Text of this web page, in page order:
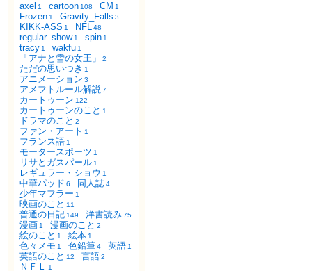
axel 1 cartoon 108 CM 1
Frozen 1 Gravity_Falls 3
KIKK-ASS 1 NFL48
regular_show 1 spin 1
tracy 1 wakfu 1
「アナと雪の女王」 2
ただの思いつき 1
アニメーション 3
アメフトルール解説7
カートゥーン 122
カートゥーンのこと 1
ドラマのこと 2
ファン・アート 1
フランス語 1
モータースポーツ 1
リサとガスパール 1
レギュラー・ショウ 1
中華パッド 6 同人誌4
少年マフラー 1
映画のこと 11
普通の日記 149 洋書読み75
漫画 1 漫画のこと 2
絵のこと 1 絵本 1
色々メモ 1 色鉛筆4 英語 1
英語のこと 12 言語2
ＮＦＬ 1